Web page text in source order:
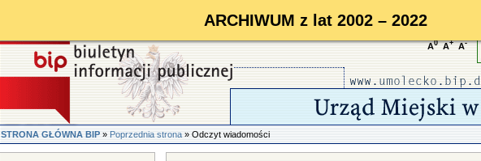
ARCHIWUM z lat 2002 – 2022
A0 A+ A-
STRONA GŁÓWNA BIP»Poprzednia strona» Odczyt wiadomości